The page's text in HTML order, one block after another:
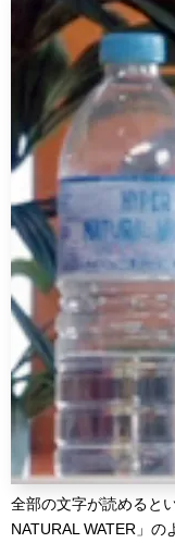
全部の文字が読めると
NATURAL WATER」の